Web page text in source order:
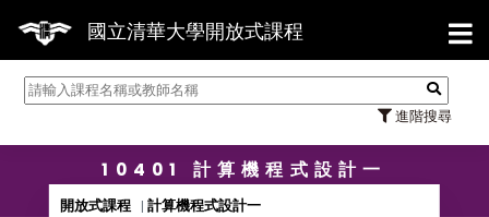
國立清華大學開放式課程
進階搜尋
【7/31】114學年度第
10401 計算機程式設計一
開放式課程
計算機程式設計一